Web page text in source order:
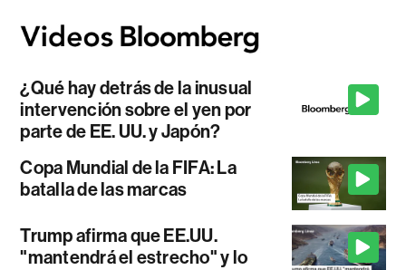
¿Qué hay detrás de la inusual
intervención sobre el yen por
parte de EE. UU. y Japón?
Copa Mundial de la FIFA: La
batalla de las marcas
Trump afirma que EE.UU.
"mantendrá el estrecho" y lo